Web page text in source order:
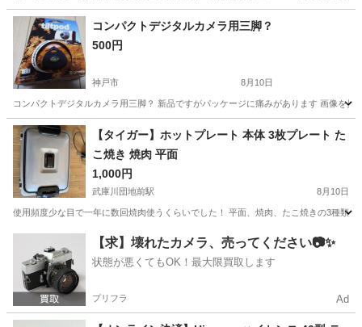
兵庫 南あわじ市 その他
コンパクトデジタルカメラ用三脚？
500円
神戸市 8月10日
コンパクトデジタルカメラ用三脚？ 新品ですがパッケージに痛みがあります 画像を
兵庫 神戸市 家電 コンパクトデジタルカメラ
【タイガー】ホットプレート 本体 3枚プレート た
こ焼き 焼肉 平面
1,000円
武庫川団地前駅 8月10日
使用頻度少な目で一年に数回焼肉使うくらいでした！ 平面、焼肉、たこ焼きの3種類
武庫川団地前駅 家電
【求】壊れたカメラ、売ってください📷✨
状態が悪くてもOK！最大限買取します
プリフラ Ad